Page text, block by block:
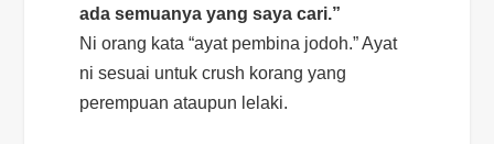
ada semuanya yang saya cari.”
Ni orang kata “ayat pembina jodoh.” Ayat
ni sesuai untuk crush korang yang
perempuan ataupun lelaki.